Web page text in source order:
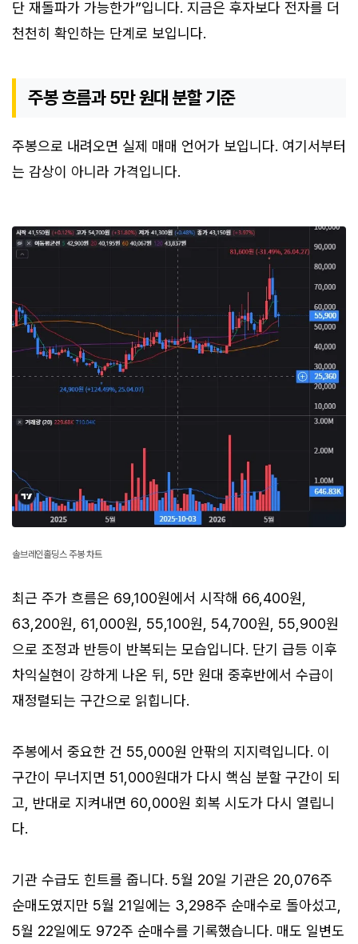
단 재돌파가 가능한가”입니다. 지금은 후자보다 전자를 더
천천히 확인하는 단계로 보입니다.
주봉 흐름과 5만 원대 분할 기준
주봉으로 내려오면 실제 매매 언어가 보입니다. 여기서부터
는 감상이 아니라 가격입니다.
솔브레인홀딩스 주봉 차트
최근 주가 흐름은 69,100원에서 시작해 66,400원,
63,200원, 61,000원, 55,100원, 54,700원, 55,900원
으로 조정과 반등이 반복되는 모습입니다. 단기 급등 이후
차익실현이 강하게 나온 뒤, 5만 원대 중후반에서 수급이
재정렬되는 구간으로 읽힙니다.
주봉에서 중요한 건 55,000원 안팎의 지지력입니다. 이
구간이 무너지면 51,000원대가 다시 핵심 분할 구간이 되
고, 반대로 지켜내면 60,000원 회복 시도가 다시 열립니
다.
기관 수급도 힌트를 줍니다. 5월 20일 기관은 20,076주
순매도였지만 5월 21일에는 3,298주 순매수로 돌아섰고,
5월 22일에도 972주 순매수를 기록했습니다. 매도 일변도